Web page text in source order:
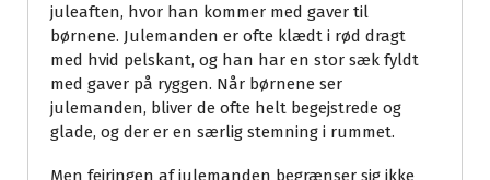
juleaften, hvor han kommer med gaver til
børnene. Julemanden er ofte klædt i rød dragt
med hvid pelskant, og han har en stor sæk fyldt
med gaver på ryggen. Når børnene ser
julemanden, bliver de ofte helt begejstrede og
glade, og der er en særlig stemning i rummet.
Men fejringen af julemanden begrænser sig ikke